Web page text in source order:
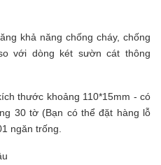
khả năng chống cháy, chống
với dòng két sườn cát thông
thước khoảng 110*15mm - có
30 tờ (Bạn có thể đặt hàng lỗ
ngăn trống.